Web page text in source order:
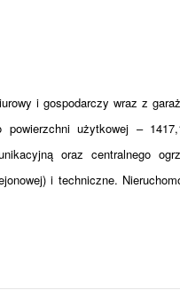
i gospodarczy wraz z
użytkowej –
oraz centralnego
i techniczne.